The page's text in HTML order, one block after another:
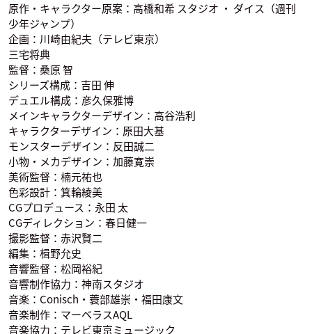
原作・キャラクター原案：高橋和希 スタジオ ・ ダイス（週刊
少年ジャンプ）
企画：川崎由紀夫（テレビ東京）
三宅将典
監督：桑原 智
シリーズ構成：吉田 伸
デュエル構成：彦久保雅博
メインキャラクターデザイン：高谷浩利
キャラクターデザイン：原田大基
モンスターデザイン：反田誠二
小物・メカデザイン：加藤寛崇
美術監督：楠元祐也
色彩設計：箕輪綾美
CGプロデュース：永田 太
CGディレクション：春日健一
撮影監督：赤沢賢二
編集：楫野允史
音響監督：松岡裕紀
音響制作協力：神南スタジオ
音楽：Conisch・蓑部雄崇・福田康文
音楽制作：マーベラスAQL
音楽協力：テレビ東京ミュージック